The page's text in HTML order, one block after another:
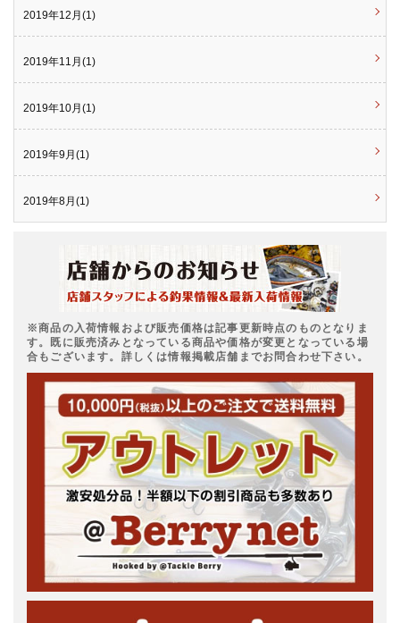
2019年12月(1)
2019年11月(1)
2019年10月(1)
2019年9月(1)
2019年8月(1)
※商品の入荷情報および販売価格は記事更新時点のものとなりま
す。既に販売済みとなっている商品や価格が変更となっている場
合もございます。詳しくは情報掲載店舗までお問合わせ下さい。